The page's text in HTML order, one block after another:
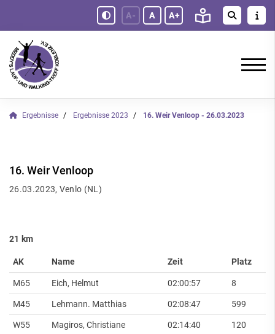
A- A A+
Ergebnisse Ergebnisse 2023 16. Weir Venloop - 26.03.2023
16. Weir Venloop
26.03.2023, Venlo (NL)
21 km
AK Name Zeit Platz
M65 Eich, Helmut 02:00:57
8
M45
Lehmann. Matthias 02:08:47
599
W55
Magiros, Christiane 02:14:40
120